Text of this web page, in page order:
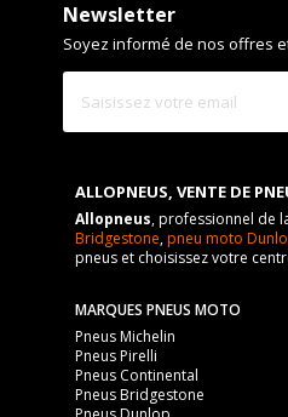
Newsletter
Soyez informé de nos offres
ALLOPNEUS, VENTE DE
Allopneus, professionnel de
Bridgestone,pneu moto
pneus et choisissez votre
MARQUES PNEUS MOTO
Pneus Michelin
Pneus Pirelli
Pneus Continental
Pneus Bridgestone